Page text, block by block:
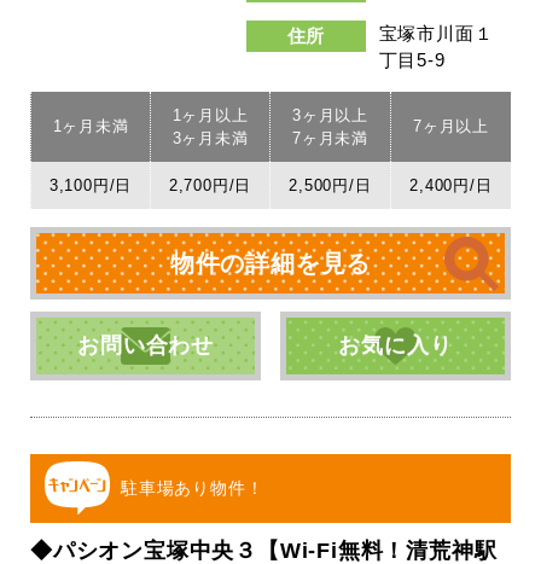
住所
宝塚市川面１
丁目5-9
1ヶ月未満
1ヶ月以上
3ヶ月未満
3ヶ月以上
7ヶ月未満
7ヶ月以上
3,100円/日 2,700円/日 2,500円/日 2,400円/日
物件の詳細を見る
お問い合わせ お気に入り
駐車場あり物件！
◆パシオン宝塚中央３【Wi-Fi無料！清荒神駅